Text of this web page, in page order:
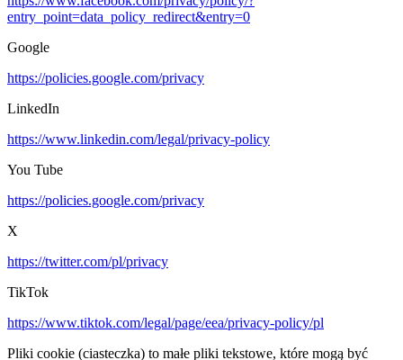
entry_point=data_policy_redirect&entry=0
Google
https://policies.google.com/privacy
LinkedIn
https://www.linkedin.com/legal/privacy-policy
You Tube
https://policies.google.com/privacy
X
https://twitter.com/pl/privacy
TikTok
https://www.tiktok.com/legal/page/eea/privacy-policy/pl
Pliki cookie (ciasteczka) to małe pliki tekstowe, które mogą być